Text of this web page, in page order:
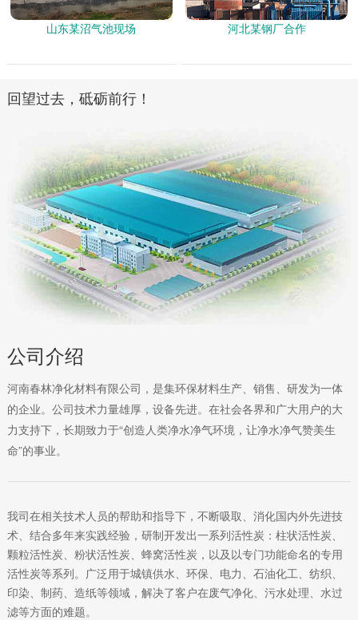
山东某沼气池现场 河北某钢厂合作
回望过去，砥砺前行！
公司介绍
河南春林净化材料有限公司，是集环保材料生产、销售、研发为一体
的企业。公司技术力量雄厚，设备先进。在社会各界和广大用户的大
力支持下，长期致力于“创造人类净水净气环境，让净水净气赞美生
命”的事业。
我司在相关技术人员的帮助和指导下，不断吸取、消化国内外先进技
术、结合多年来实践经验，研制开发出一系列活性炭：柱状活性炭、
颗粒活性炭、粉状活性炭、蜂窝活性炭，以及以专门功能命名的专用
活性炭等系列。广泛用于城镇供水、环保、电力、石油化工、纺织、
印染、制药、造纸等领域，解决了客户在废气净化、污水处理、水过
滤等方面的难题。